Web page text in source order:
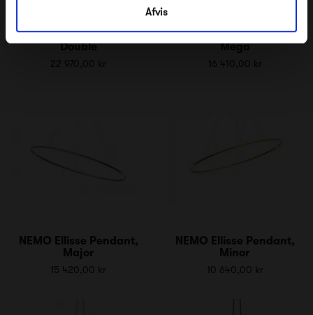
Afvis
NEMO Ellisse Pendant,
Double
NEMO Ellisse Pendant,
Mega
NEMO Ellisse Pendant,
Major
15 420,00 kr
NEMO Ellisse Pendant,
Minor
10 640,00 kr